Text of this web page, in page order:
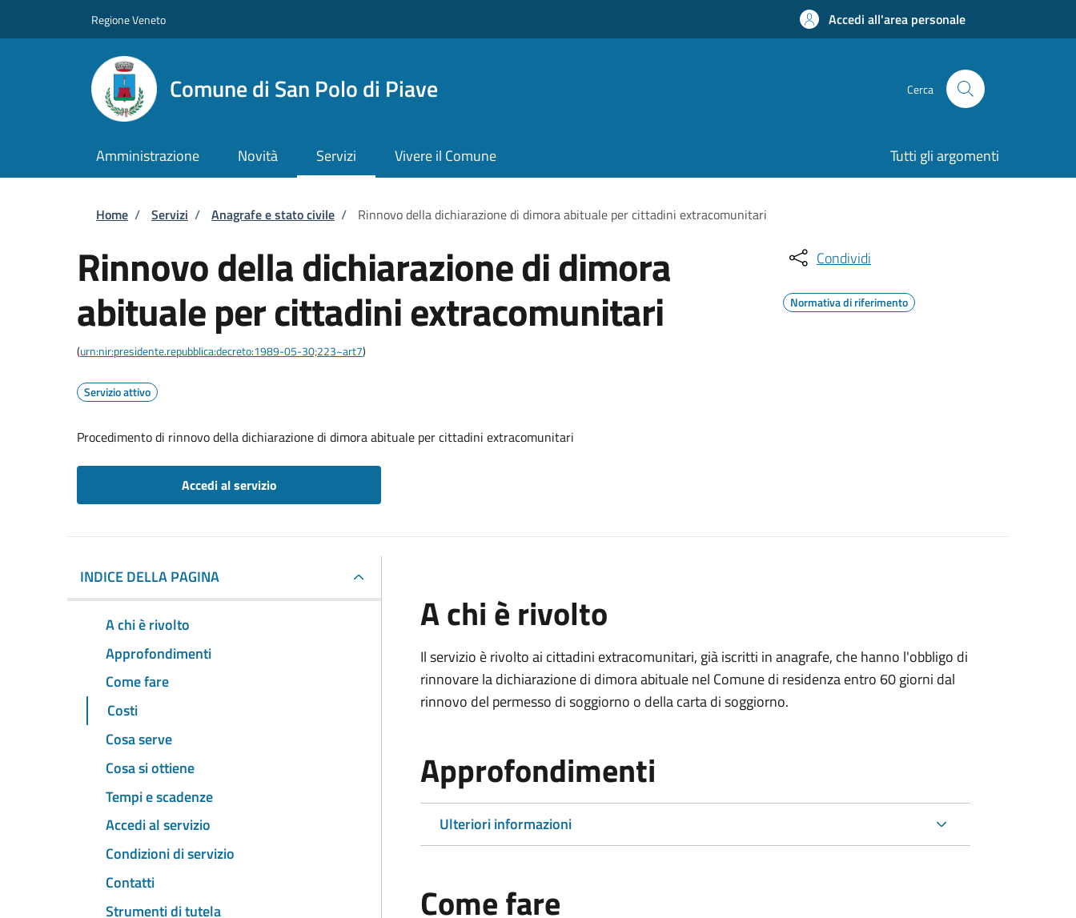
Regione Veneto Accedi all'area personale
Comune di San Polo di Piave Cerca
Amministrazione Novità Servizi Vivere il Comune Tutti gli argomenti
Briciole di pane
Home / Servizi / Anagrafe e stato civile / Rinnovo della dichiarazione di dimora abituale per cittadini extracomunitari
Rinnovo della dichiarazione di dimora
abituale per cittadini extracomunitari
(urn:nir:presidente.repubblica:decreto:1989-05-30;223~art7)
Servizio attivo
Procedimento di rinnovo della dichiarazione di dimora abituale per cittadini extracomunitari
Accedi al servizio
Condividi
Normativa di riferimento
INDICE DELLA PAGINA
A chi è rivolto
Approfondimenti
Come fare
Costi
Cosa serve
Cosa si ottiene
Tempi e scadenze
Accedi al servizio
Condizioni di servizio
Contatti
Strumenti di tutela
A chi è rivolto
Il servizio è rivolto ai cittadini extracomunitari, già iscritti in anagrafe, che hanno l'obbligo di
rinnovare la dichiarazione di dimora abituale nel Comune di residenza entro 60 giorni dal
rinnovo del permesso di soggiorno o della carta di soggiorno.
Approfondimenti
Ulteriori informazioni
Come fare